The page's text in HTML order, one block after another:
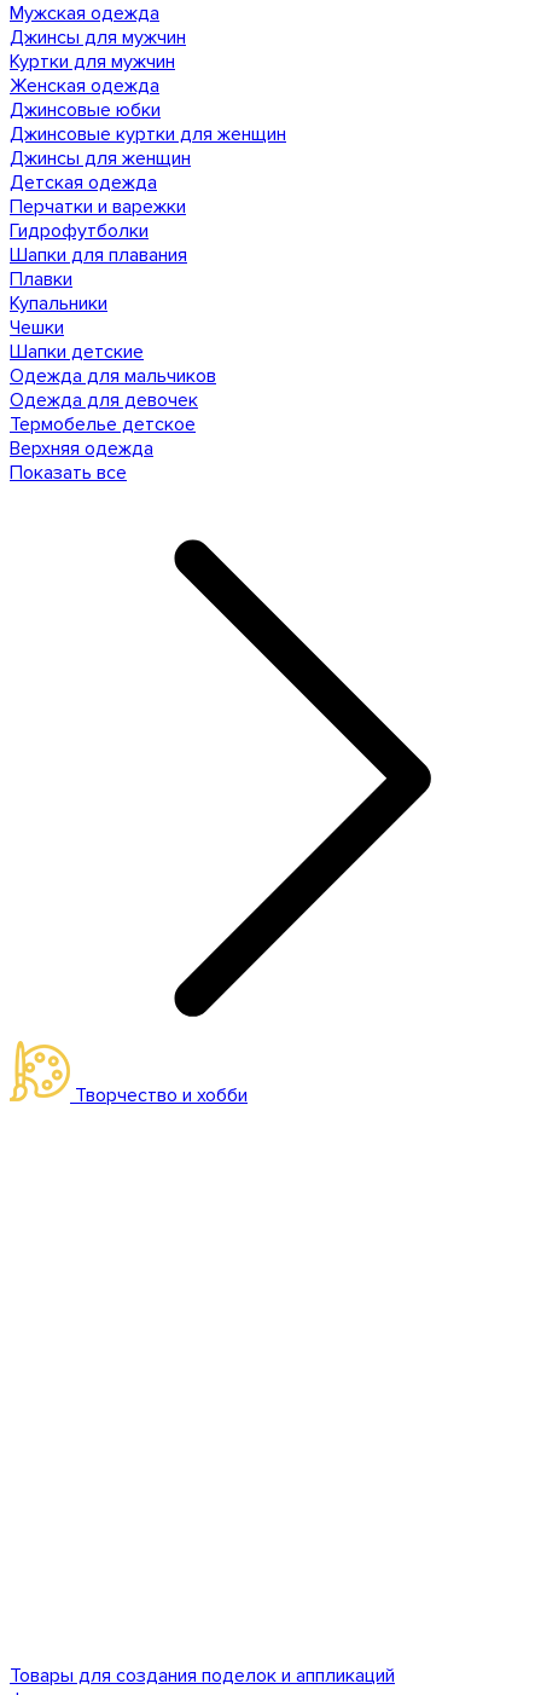
Мужская одежда
Джинсы для мужчин
Куртки для мужчин
Женская одежда
Джинсовые юбки
Джинсовые куртки для женщин
Джинсы для женщин
Детская одежда
Перчатки и варежки
Гидрофутболки
Шапки для плавания
Плавки
Купальники
Чешки
Шапки детские
Одежда для мальчиков
Одежда для девочек
Термобелье детское
Верхняя одежда
Показать все
Творчество и хобби
Товары для создания поделок и аппликаций